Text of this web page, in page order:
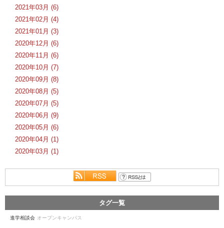
2021年03月 (6)
2021年02月 (4)
2021年01月 (3)
2020年12月 (6)
2020年11月 (6)
2020年10月 (7)
2020年09月 (8)
2020年08月 (5)
2020年07月 (5)
2020年06月 (9)
2020年05月 (6)
2020年04月 (1)
2020年03月 (1)
タグ一覧
進学相談会 オープンキャンパス